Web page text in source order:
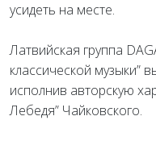
усидеть на месте.
Латвийская группа
классической музыки”
исполнив авторскую
Лебедя” Чайковского.